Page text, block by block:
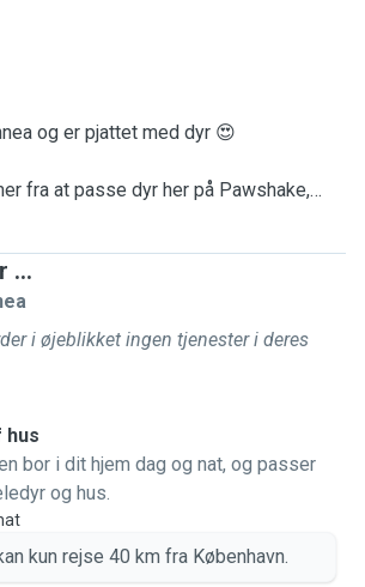
og er pjattet med dyr 😍
fra at passe dyr her på Pawshake,
hundelufter jobs.
er helt klart at passe katte og hunde 🐕
de sidste 5 år luftet Bertil et par gange
ejer skulle ud og rejse 🐱 Det har
på en uge eller to, til at bo en måned
dyr og vi har tidligere haft kat,
og pindsvin 🐹🐱🦔
...
i øjeblikket ingen tjenester i deres
hus
bor i dit hjem dag og nat, og passer
og hus.
kun rejse 40 km fra København.